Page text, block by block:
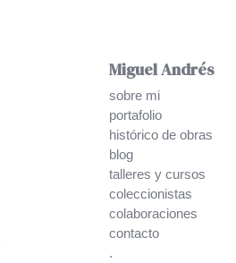
Miguel Andrés
sobre mi
portafolio
histórico de obras
blog
talleres y cursos
coleccionistas
colaboraciones
contacto
.